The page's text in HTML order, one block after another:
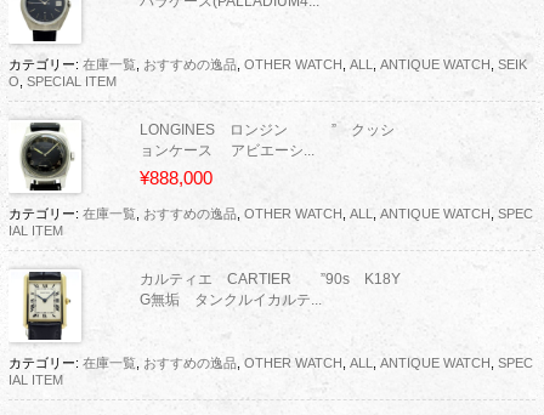
カテゴリー: 在庫一覧, おすすめの逸品, OTHER WATCH ALL ANTIQUE WATCH SEIK
O SPECIAL ITEM
LONGINES ロンジン ” クッシ
ョンケース アビエーシ...
¥888,000
カテゴリー: 在庫一覧, おすすめの逸品, OTHER WATCH , ALL, ANTIQUE WATCH , SPEC
IAL ITEM
カルティエ CARTIER ”90s K18Y
G無垢 タンクルイカルテ...
カテゴリー: 在庫一覧, おすすめの逸品, OTHER WATCH , ALL, ANTIQUE WATCH , SPEC
IAL ITEM